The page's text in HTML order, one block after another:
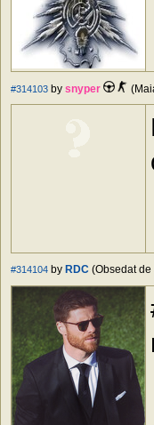
#314103 by snyper
#314104 by RDC (Obsedat